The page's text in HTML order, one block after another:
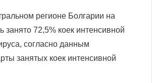
регионе Болгарии на
занято 72,5% коек интенсивной
согласно данным
занятых коек интенсивной